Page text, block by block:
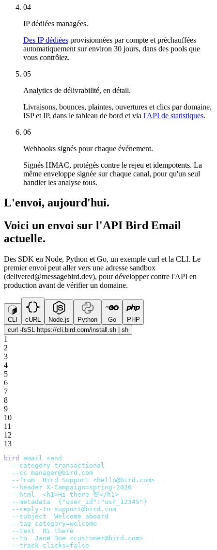
04
IP dédiées managées.
Des IP dédiées provisionnées par compte et préchauffées
automatiquement sur environ 30 jours, dans des pools que
vous contrôlez.
05
Analytics de délivrabilité, en détail.
Livraisons, bounces, plaintes, ouvertures et clics par domaine,
ISP et IP, dans le tableau de bord et via l'API de statistiques.
06
Webhooks signés pour chaque événement.
Signés HMAC, protégés contre le rejeu et idempotents. La
même enveloppe signée sur chaque canal, pour qu'un seul
handler les analyse tous.
L'envoi, aujourd'hui.
Voici un envoi sur l'API Bird Email
actuelle.
Des SDK en Node, Python et Go, un exemple curl et la CLI. Le
premier envoi peut aller vers une adresse sandbox
(delivered@messagebird.dev), pour développer contre l'API en
production avant de vérifier un domaine.
CLI cURL Node.js Python Go
PHP
curl -fsSL https://cli.bird.com/install.sh | sh
1
2
3
4
5
6
7
8
9
10
11
12
13
bird email send
  --category
transactional
  --cc
manager@bird.com
  --from
Bird Support <hello@bird.com>
  --header
X-Campaign=spring-2026
  --html
<h1>Hi there 👋</h1>
  --metadata
{"user_id":"usr_12345"}
  --reply-to
support@bird.com
  --subject
Welcome aboard
  --tag
category=welcome
  --text
Hi there
  --to
Jane Doe <customer@bird.com>
  --track-clicks=false